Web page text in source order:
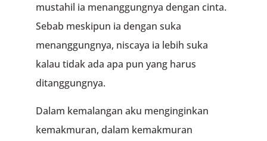
mustahil ia menanggungnya dengan cinta.
Sebab meskipun ia dengan suka
menanggungnya, niscaya ia lebih suka
kalau tidak ada apa pun yang harus
ditanggungnya.
Dalam kemalangan aku menginginkan
kemakmuran, dalam kemakmuran